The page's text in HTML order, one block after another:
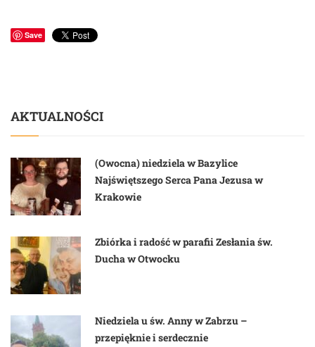
Save
AKTUALNOŚCI
(Owocna) niedziela w Bazylice
Najświętszego Serca Pana Jezusa w
Krakowie
Zbiórka i radość w parafii Zesłania św.
Ducha w Otwocku
Niedziela u św. Anny w Zabrzu –
przepięknie i serdecznie